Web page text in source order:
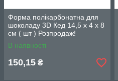
Форма полікарбонатна для
шоколаду 3D Кед 14,5 х 4 х 8
см ( шт ) Розпродаж!
В наявності
150,15 ₴